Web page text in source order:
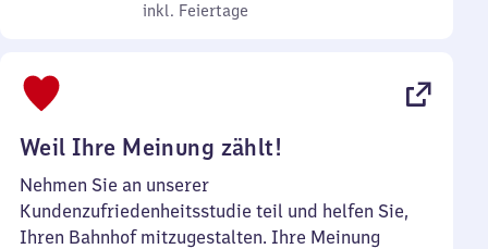
inkl. Feiertage
7
inkl. Feiertage
Weil Ihre Meinung zählt!
Nehmen Sie an unserer
Kundenzufriedenheitsstudie teil und helfen Sie,
Ihren Bahnhof mitzugestalten. Ihre Meinung